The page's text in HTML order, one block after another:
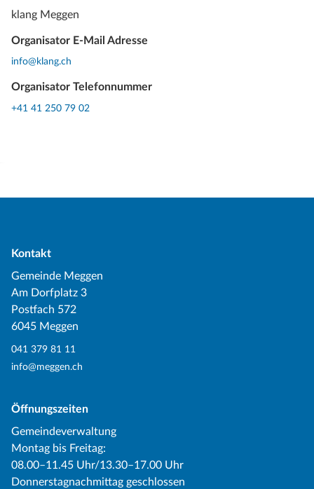
klang Meggen
Organisator E-Mail Adresse
info@klang.ch
Organisator Telefonnummer
+41 41 250 79 02
Kontakt
Gemeinde Meggen
Am Dorfplatz 3
Postfach 572
6045 Meggen
041 379 81 11
info@meggen.ch
Öffnungszeiten
Gemeindeverwaltung
Montag bis Freitag:
08.00–11.45 Uhr/13.30–17.00 Uhr
Donnerstagnachmittag geschlossen